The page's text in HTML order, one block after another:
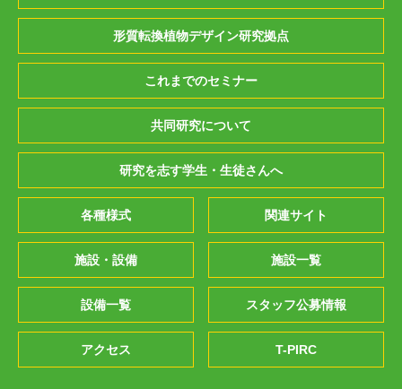
形質転換植物デザイン研究拠点
これまでのセミナー
共同研究について
研究を志す学生・生徒さんへ
各種様式 関連サイト
施設・設備 施設一覧
設備一覧 スタッフ公募情報
アクセス T-PIRC